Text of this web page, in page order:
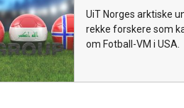
UiT Norges arktiske
rekke forskere som
om Fotball-VM i USA.